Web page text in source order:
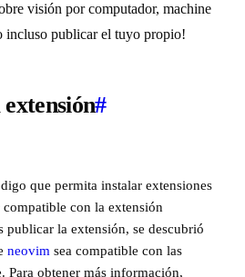
visión por computador, machine
incluso publicar el tuyo propio!
#
que permita instalar extensiones
compatible con la extensión
publicar la extensión, se descubrió
neovim sea compatible con las
Para obtener más información,